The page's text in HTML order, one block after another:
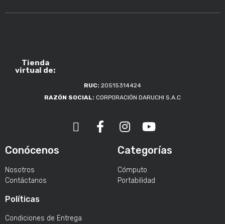
Tienda
virtual de:
RUC: 20515314424
RAZÓN SOCIAL: CORPORACIÓN DARUCHI S.A.C
Conócenos
Nosotros
Contáctanos
Políticas
Condiciones de Entrega
Categorías
Cómputo
Portabilidad